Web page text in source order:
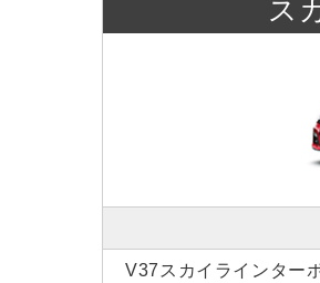
ス
V37スカイラインター